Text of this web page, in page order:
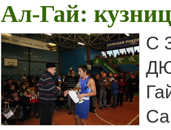
Ал-Гай:
С